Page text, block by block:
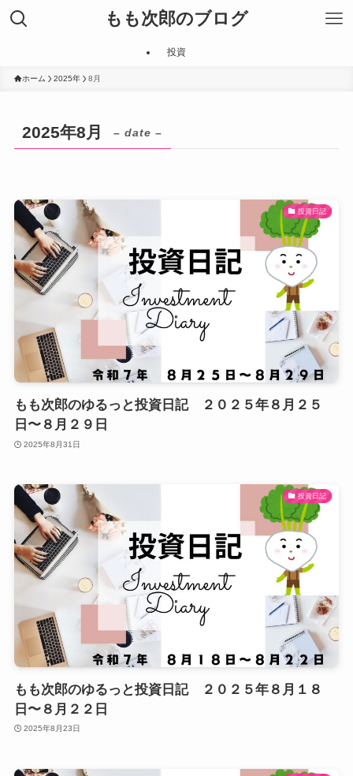
もも次郎のブログ
投資
ホーム 2025年 8月
2025年8月 – date –
投資日記
もも次郎のゆるっと投資日記 ２０２５年８月２５
日〜８月２９日
2025年8月31日
投資日記
もも次郎のゆるっと投資日記 ２０２５年８月１８
日〜８月２２日
2025年8月23日